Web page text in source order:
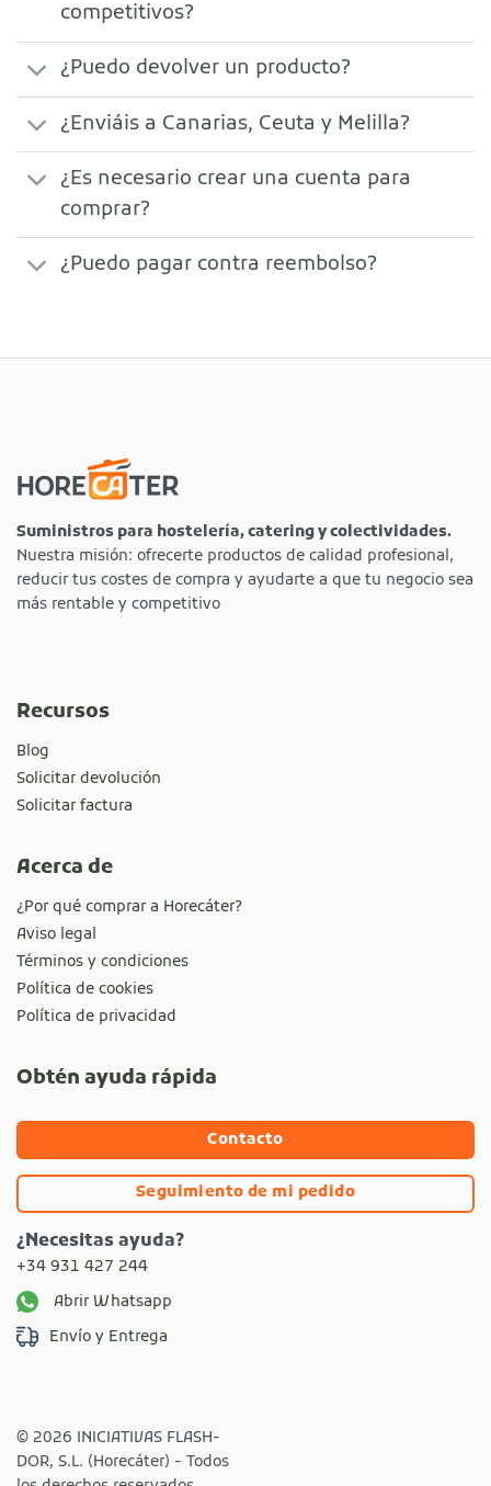
competitivos?
¿Puedo devolver un producto?
¿Enviáis a Canarias, Ceuta y Melilla?
¿Es necesario crear una cuenta para
comprar?
¿Puedo pagar contra reembolso?
Suministros para hostelería, catering y colectividades.
Nuestra misión: ofrecerte productos de calidad profesional,
reducir tus costes de compra y ayudarte a que tu negocio sea
más rentable y competitivo
Recursos
Blog
Solicitar devolución
Solicitar factura
Acerca de
¿Por qué comprar a Horecáter?
Aviso legal
Términos y condiciones
Política de cookies
Política de privacidad
Obtén ayuda rápida
Contacto
Seguimiento de mi pedido
¿Necesitas ayuda?
+34 931 427 244
Abrir Whatsapp
Envío y Entrega
© 2026 INICIATIVAS FLASH-
DOR, S.L. (Horecáter) - Todos